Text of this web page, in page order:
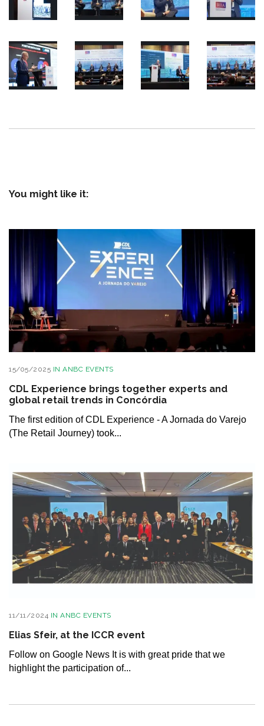
You might like it:
15/05/2025 IN ANBC EVENTS
CDL Experience brings together experts and
global retail trends in Concórdia
The first edition of CDL Experience - A Jornada do Varejo
(The Retail Journey) took...
11/11/2024 IN ANBC EVENTS
Elias Sfeir, at the ICCR event
Follow on Google News It is with great pride that we
highlight the participation of...